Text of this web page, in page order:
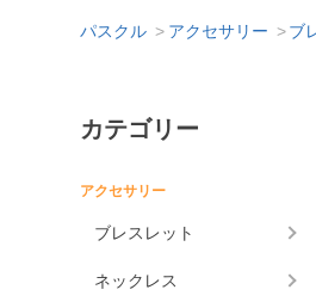
パスクル アクセサリー ブ
カテゴリー
アクセサリー
ブレスレット
ネックレス